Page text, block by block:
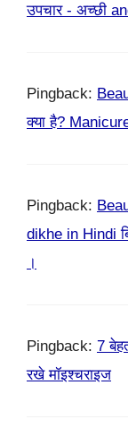
उपचार - अच्छी
Pingback:
क्या है?
Pingback:
dikhe in Hindi
।
Pingback: 7
रखे मॉइश्चराइज